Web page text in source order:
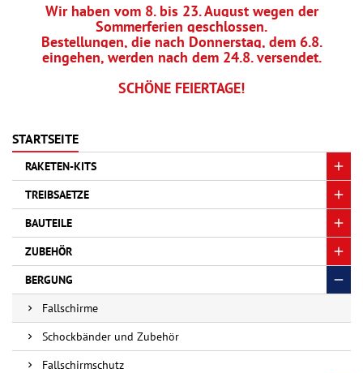
Wir haben vom 8. bis 23. August wegen der
Sommerferien geschlossen.
Bestellungen, die nach Donnerstag, dem 6.8.
eingehen, werden nach dem 24.8. versendet.
SCHÖNE FEIERTAGE!
STARTSEITE
RAKETEN-KITS
TREIBSAETZE
BAUTEILE
ZUBEHÖR
BERGUNG
Fallschirme
Schockbänder und Zubehör
Fallschirmschutz